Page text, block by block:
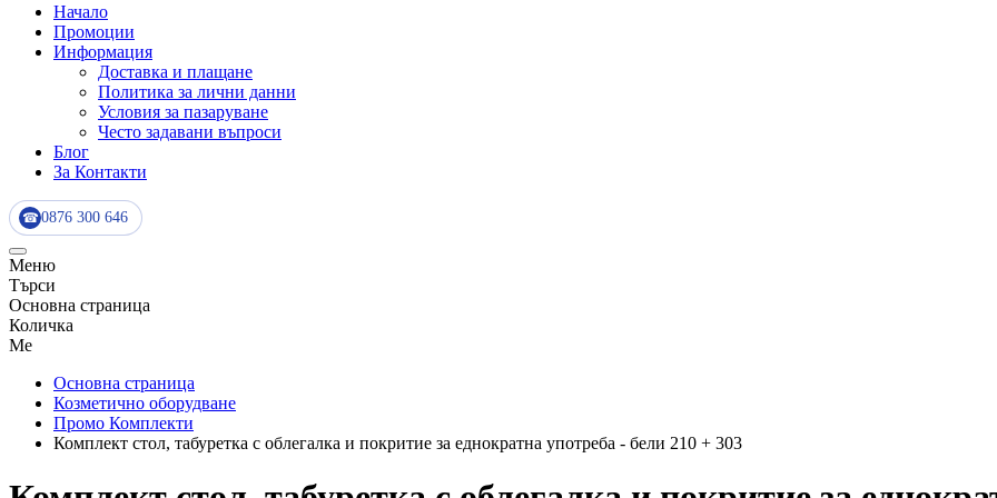
Начало
Промоции
Информация
Доставка и плащане
Политика за лични данни
Условия за пазаруване
Често задавани въпроси
Блог
За Контакти
☎ 0876 300 646
Меню
Търси
Основна страница
Количка
Me
Основна страница
Козметично оборудване
Промо Комплекти
Комплект стол, табуретка с облегалка и покритие за еднократна употреба - бели 210 + 303